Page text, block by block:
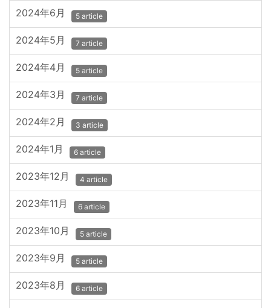
2024年6月 5 article
2024年5月 7 article
2024年4月 5 article
2024年3月 7 article
2024年2月 3 article
2024年1月 6 article
2023年12月 4 article
2023年11月 6 article
2023年10月 5 article
2023年9月 5 article
2023年8月 6 article